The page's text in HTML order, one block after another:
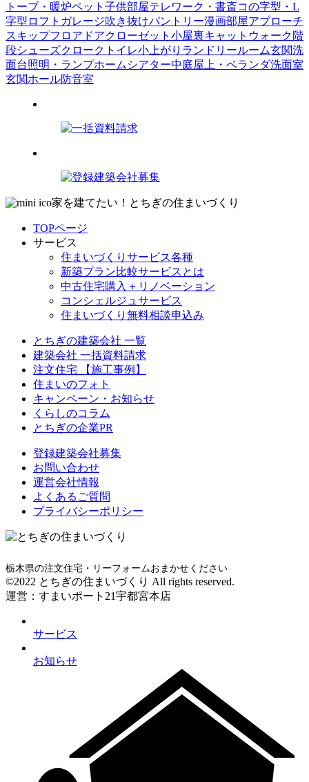
トーブ・暖炉ペット 子供部屋テレワーク・書斎コの字型・L
字型 ロフト ガレージ吹き抜けパントリー漫画部屋アプローチ
スキップフロア ドアクローゼット 小屋裏キャットウォーク 階
段シューズクローク トイレ小上がり ランドリールーム玄関洗
面台照明・ランプホームシアター中庭屋上・ベランダ洗面室
玄関ホール防音室
家を建てたい！とちぎの住まいづくり
TOPページ
サービス
住まいづくりサービス各種
新築プラン比較サービスとは
中古住宅購入＋リノベーション
コンシェルジュサービス
住まいづくり無料相談申込み
とちぎの建築会社 一覧
建築会社 一括資料請求
注文住宅 【施工事例】
住まいのフォト
キャンペーン・お知らせ
くらしのコラム
とちぎの企業PR
登録建築会社募集
お問い合わせ
運営会社情報
よくあるご質問
プライバシーポリシー
栃木県の注文住宅・リーフォームおまかせください
©2022 とちぎの住まいづくり All rights reserved.
運営：すまいポート21宇都宮本店
サービス
お知らせ